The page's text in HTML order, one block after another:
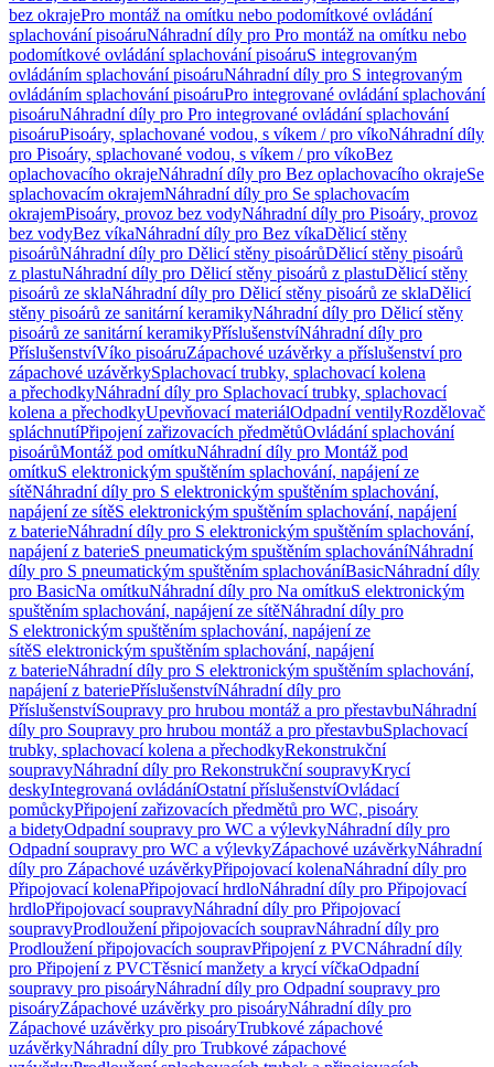
bez okrajePro montáž na omítku nebo podomítkové ovládání
splachování pisoáruNáhradní díly pro Pro montáž na omítku nebo
podomítkové ovládání splachování pisoáruS integrovaným
ovládáním splachování pisoáruNáhradní díly pro S integrovaným
ovládáním splachování pisoáruPro integrované ovládání splachování
pisoáruNáhradní díly pro Pro integrované ovládání splachování
pisoáruPisoáry, splachované vodou, s víkem / pro víkoNáhradní díly
pro Pisoáry, splachované vodou, s víkem / pro víkoBez
oplachovacího okrajeNáhradní díly pro Bez oplachovacího okrajeSe
splachovacím okrajemNáhradní díly pro Se splachovacím
okrajemPisoáry, provoz bez vodyNáhradní díly pro Pisoáry, provoz
bez vodyBez víkaNáhradní díly pro Bez víkaDělicí stěny
pisoárůNáhradní díly pro Dělicí stěny pisoárůDělicí stěny pisoárů
z plastuNáhradní díly pro Dělicí stěny pisoárů z plastuDělicí stěny
pisoárů ze sklaNáhradní díly pro Dělicí stěny pisoárů ze sklaDělicí
stěny pisoárů ze sanitární keramikyNáhradní díly pro Dělicí stěny
pisoárů ze sanitární keramikyPříslušenstvíNáhradní díly pro
PříslušenstvíVíko pisoáruZápachové uzávěrky a příslušenství pro
zápachové uzávěrkySplachovací trubky, splachovací kolena
a přechodkyNáhradní díly pro Splachovací trubky, splachovací
kolena a přechodkyUpevňovací materiálOdpadní ventilyRozdělovač
spláchnutíPřipojení zařizovacích předmětůOvládání splachování
pisoárůMontáž pod omítkuNáhradní díly pro Montáž pod
omítkuS elektronickým spuštěním splachování, napájení ze
sítěNáhradní díly pro S elektronickým spuštěním splachování,
napájení ze sítěS elektronickým spuštěním splachování, napájení
z baterieNáhradní díly pro S elektronickým spuštěním splachování,
napájení z baterieS pneumatickým spuštěním splachováníNáhradní
díly pro S pneumatickým spuštěním splachováníBasicNáhradní díly
pro BasicNa omítkuNáhradní díly pro Na omítkuS elektronickým
spuštěním splachování, napájení ze sítěNáhradní díly pro
S elektronickým spuštěním splachování, napájení ze
sítěS elektronickým spuštěním splachování, napájení
z baterieNáhradní díly pro S elektronickým spuštěním splachování,
napájení z bateriePříslušenstvíNáhradní díly pro
PříslušenstvíSoupravy pro hrubou montáž a pro přestavbuNáhradní
díly pro Soupravy pro hrubou montáž a pro přestavbuSplachovací
trubky, splachovací kolena a přechodkyRekonstrukční
soupravyNáhradní díly pro Rekonstrukční soupravyKrycí
deskyIntegrovaná ovládáníOstatní příslušenstvíOvládací
pomůckyPřipojení zařizovacích předmětů pro WC, pisoáry
a bidetyOdpadní soupravy pro WC a výlevkyNáhradní díly pro
Odpadní soupravy pro WC a výlevkyZápachové uzávěrkyNáhradní
díly pro Zápachové uzávěrkyPřipojovací kolenaNáhradní díly pro
Připojovací kolenaPřipojovací hrdloNáhradní díly pro Připojovací
hrdloPřipojovací soupravyNáhradní díly pro Připojovací
soupravyProdloužení připojovacích soupravNáhradní díly pro
Prodloužení připojovacích soupravPřipojení z PVCNáhradní díly
pro Připojení z PVCTěsnicí manžety a krycí víčkaOdpadní
soupravy pro pisoáryNáhradní díly pro Odpadní soupravy pro
pisoáryZápachové uzávěrky pro pisoáryNáhradní díly pro
Zápachové uzávěrky pro pisoáryTrubkové zápachové
uzávěrkyNáhradní díly pro Trubkové zápachové